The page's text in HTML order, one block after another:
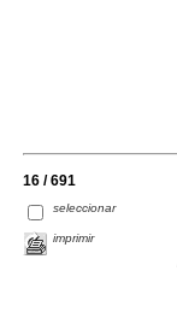
16 / 691
seleccionar
imprimir